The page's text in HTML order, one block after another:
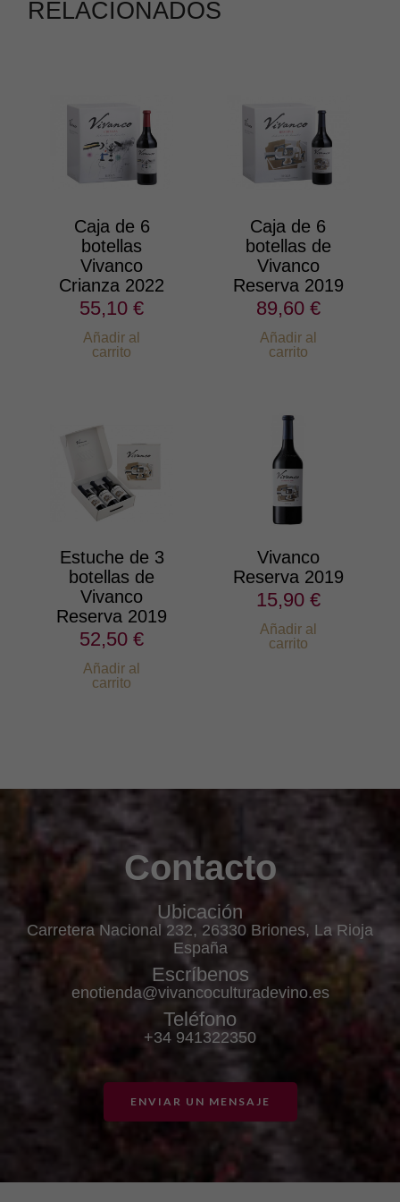
RELACIONADOS
Caja de 6
botellas
Vivanco
Crianza 2022
55,10 €
Añadir al
carrito
Caja de 6
botellas de
Vivanco
Reserva 2019
89,60 €
Añadir al
carrito
Estuche de 3
botellas de
Vivanco
Reserva 2019
52,50 €
Añadir al
carrito
Vivanco
Reserva 2019
15,90 €
Añadir al
carrito
Contacto
Ubicación
Carretera Nacional 232, 26330 Briones, La Rioja
España
Escríbenos
enotienda@vivancoculturadevino.es
Teléfono
+34 941322350
ENVIAR UN MENSAJE